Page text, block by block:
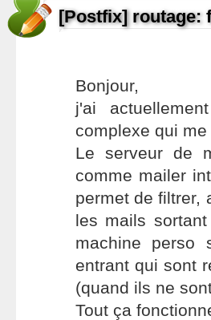
[Postfix] routage:
Bonjour,
j'ai
complexe qui
Le serveur de
comme mailer
permet de filtrer,
les mails
machine perso
entrant qui sont
(quand ils ne
Tout ça